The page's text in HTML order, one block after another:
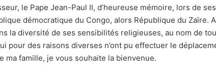
le Pape Jean-Paul II, d’heureuse mémoire, lors de
démocratique du Congo, alors République du Zaïre.
la diversité de ses sensibilités religieuses, au nom de
pour des raisons diverses n’ont pu effectuer le
ma famille, je vous souhaite la bienvenue.